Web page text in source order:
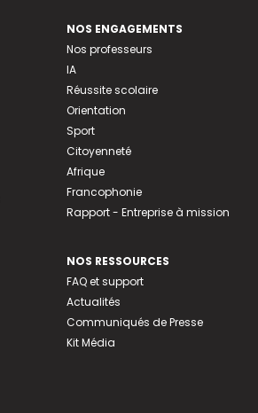
NOS ENGAGEMENTS
Nos professeurs
IA
Réussite scolaire
Orientation
Sport
Citoyenneté
Afrique
Francophonie
Rapport - Entreprise à mission
NOS RESSOURCES
FAQ et support
Actualités
Communiqués de Presse
Kit Média